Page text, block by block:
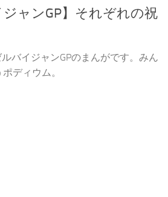
ジャンGP】それぞれの祝
バイジャンGPのまんがです。みん
ディウム。